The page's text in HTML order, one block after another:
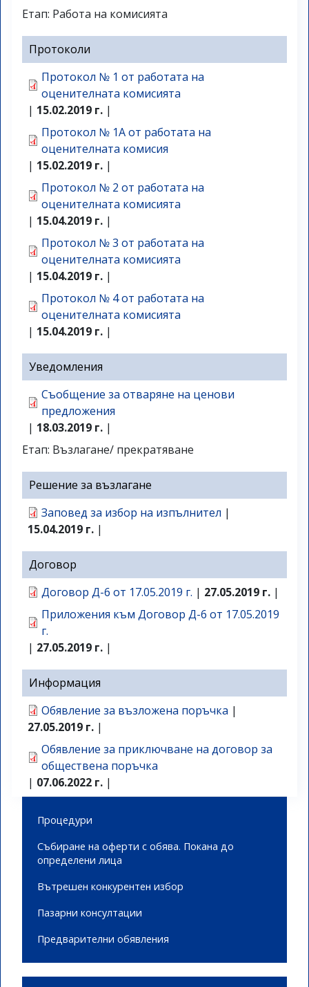
Етап: Работа на комисията
Протоколи
Протокол № 1 от работата на
оценителната комисията
| 15.02.2019 г. |
Протокол № 1А от работата на
оценителната комисия
| 15.02.2019 г. |
Протокол № 2 от работата на
оценителната комисията
| 15.04.2019 г. |
Протокол № 3 от работата на
оценителната комисията
| 15.04.2019 г. |
Протокол № 4 от работата на
оценителната комисията
| 15.04.2019 г. |
Уведомления
Съобщение за отваряне на ценови
предложения
| 18.03.2019 г. |
Етап: Възлагане/ прекратяване
Решение за възлагане
Заповед за избор на изпълнител |
15.04.2019 г. |
Договор
Договор Д-6 от 17.05.2019 г. | 27.05.2019 г. |
Приложения към Договор Д-6 от 17.05.2019
г.
| 27.05.2019 г. |
Информация
Обявление за възложена поръчка |
27.05.2019 г. |
Обявление за приключване на договор за
обществена поръчка
| 07.06.2022 г. |
Side menu
Процедури
Събиране на оферти с обява. Покана до
определени лица
Вътрешен конкурентен избор
Пазарни консултации
Предварителни обявления